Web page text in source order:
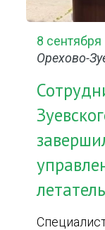
8 сентября
Орехово-